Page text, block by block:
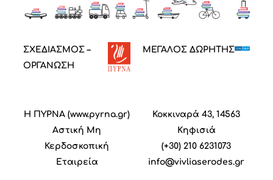
Η ΠΥΡΝΑ (www.pyrna.gr)
Αστική Mη
Κερδοσκοπική
Εταιρεία
Κοκκιναρά 43, 14563
Κηφισιά
(+30) 210 6231073
info@vivliaserodes.gr
ΣΧΕΔΙΑΣΜΟΣ –
ΟΡΓΑΝΩΣΗ
ΜΕΓΑΛΟΣ ΔΩΡΗΤΗΣ